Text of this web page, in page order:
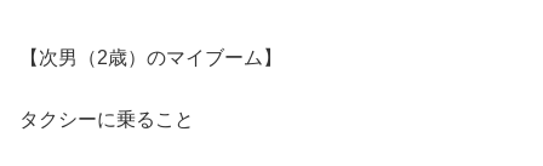
【次男（2歳）のマイブーム】
タクシーに乗ること